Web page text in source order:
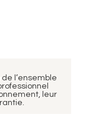
l’ensemble
leur